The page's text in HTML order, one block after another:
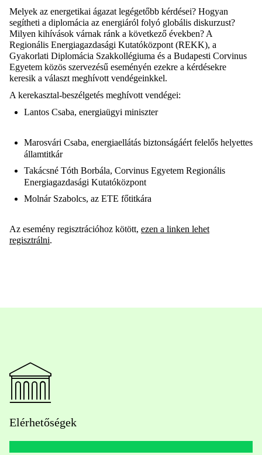
Melyek az energetikai ágazat legégetőbb kérdései? Hogyan
segítheti a diplomácia az energiáról folyó globális diskurzust?
Milyen kihívások várnak ránk a következő években? A
Regionális Energiagazdasági Kutatóközpont (REKK), a
Gyakorlati Diplomácia Szakkollégiuma és a Budapesti Corvinus
Egyetem közös szervezésű eseményén ezekre a kérdésekre
keresik a választ meghívott vendégeinkkel.
A kerekasztal-beszélgetés meghívott vendégei:
Lantos Csaba, energiaügyi miniszter
Marosvári Csaba, energiaellátás biztonságáért felelős helyettes
államtitkár
Takácsné Tóth Borbála, Corvinus Egyetem Regionális
Energiagazdasági Kutatóközpont
Molnár Szabolcs, az ETE főtitkára
Az esemény regisztrációhoz kötött, ezen a linken lehet
regisztrálni.
Elérhetőségek